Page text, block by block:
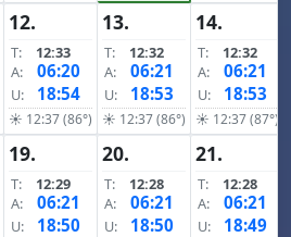
12.
T:
12:33
A:
06:20
U: 18:54
☀ 12:37 (86°)
13.
T:
12:32
A:
06:21
U: 18:53
☀ 12:37 (86°)
14.
T:
12:32
A:
06:21
U: 18:53
☀ 12:37 (87°)
19.
T:
12:29
A:
06:21
U: 18:50
20.
T:
12:28
A:
06:21
U: 18:50
21.
T:
12:28
A:
06:21
U: 18:49